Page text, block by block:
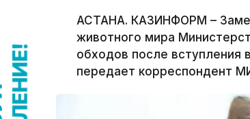
АСТАНА. КАЗИНФОРМ –
животного мира
обходов после вступления
передает корреспондент